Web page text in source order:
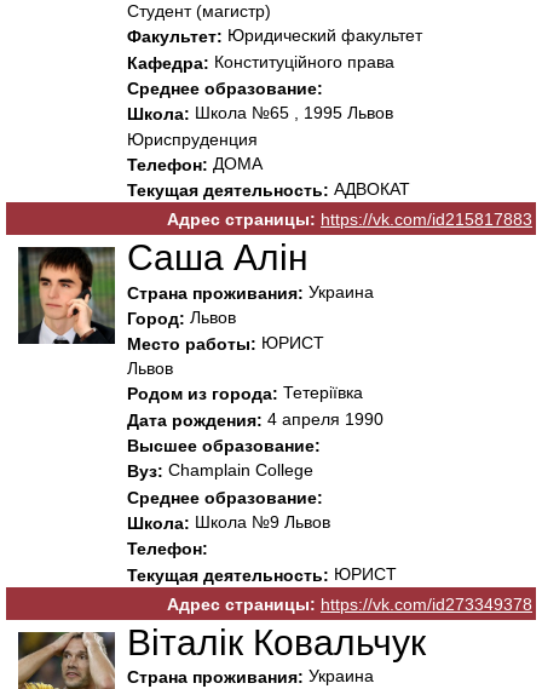
Студент (магистр)
Факультет: Юридический факультет
Кафедра: Конституційного права
Среднее образование:
Школа: Школа №65 , 1995 Львов
Юриспруденция
Телефон: ДОМА
Текущая деятельность: АДВОКАТ
Адрес страницы: https://vk.com/id215817883
Саша Алін
Страна проживания: Украина
Город: Львов
Место работы: ЮРИСТ
Львов
Родом из города: Тетеріївка
Дата рождения: 4 апреля 1990
Высшее образование:
Вуз: Champlain College
Среднее образование:
Школа: Школа №9 Львов
Телефон:
Текущая деятельность: ЮРИСТ
Адрес страницы: https://vk.com/id273349378
Віталік Ковальчук
Страна проживания: Украина